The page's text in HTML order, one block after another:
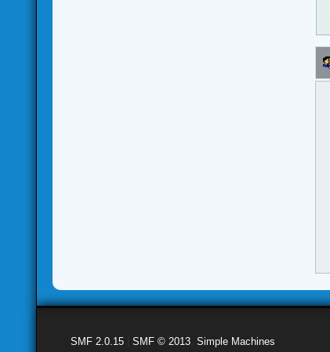
SMF 2.0.15 |SMF © 2013 ,Simple Machines